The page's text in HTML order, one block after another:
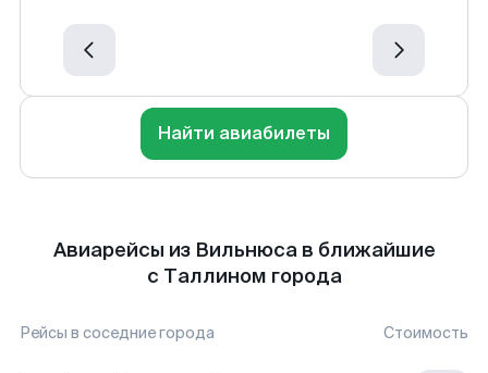
Найти авиабилеты
Авиарейсы из Вильнюса в ближайшие
с Таллином города
Рейсы в соседние города Стоимость